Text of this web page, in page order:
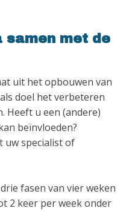
samen met de
uit het opbouwen van
doel het verbeteren
Heeft u een (andere)
beïnvloeden?
uw specialist of
fasen van vier weken
2 keer per week onder